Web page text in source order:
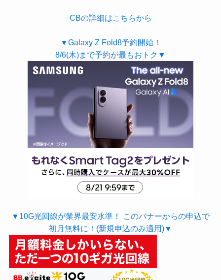
CBの詳細はこちらから
▼Galaxy Z Fold8予約開始！
8/6(木)まで予約が最もおトク▼
▼10G光回線が業界最安水準！ このバナーからの申込で
初月無料に！(新規申込のみ適用)▼